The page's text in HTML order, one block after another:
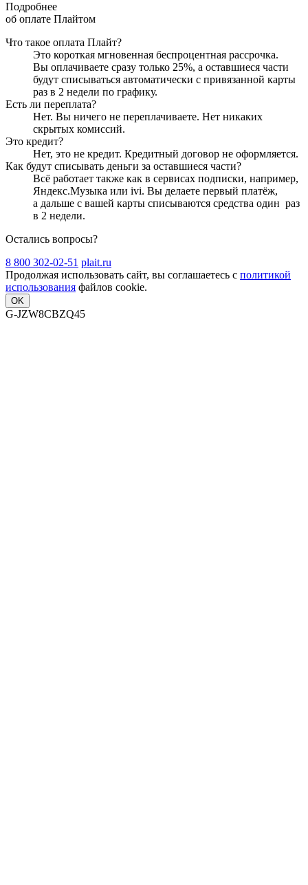
Подробнее
об оплате Плайтом
Что такое оплата Плайт?
Это короткая мгновенная беспроцентная рассрочка.
Вы оплачиваете сразу только 25%, а оставшиеся части
будут списываться автоматически с привязанной карты
раз в 2 недели по графику.
Есть ли переплата?
Нет. Вы ничего не переплачиваете. Нет никаких
скрытых комиссий.
Это кредит?
Нет, это не кредит. Кредитный договор не оформляется.
Как будут списывать деньги за оставшиеся части?
Всё работает также как в сервисах подписки, например,
Яндекс.Музыка или ivi. Вы делаете первый платёж,
а дальше с вашей карты списываются средства один раз
в 2 недели.
Остались вопросы?
8 800 302-02-51 plait.ru
Продолжая использовать сайт, вы соглашаетесь с политикой
использования файлов cookie.
OK
G-JZW8CBZQ45